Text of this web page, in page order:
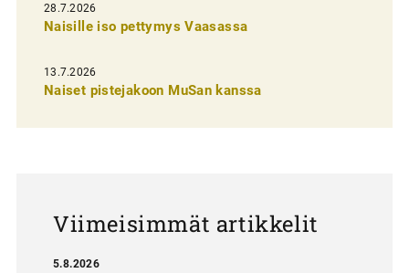
n
e
28.7.2026
Naisille iso pettymys Vaasassa
13.7.2026
Naiset pistejakoon MuSan kanssa
Viimeisimmät artikkelit
5.8.2026